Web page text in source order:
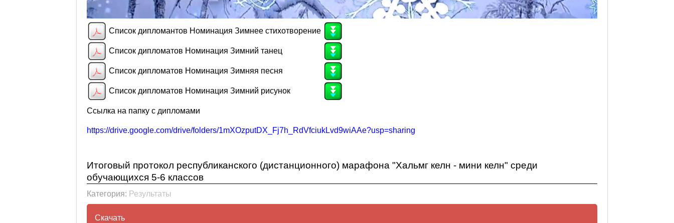
Список дипломантов Номинация Зимнее стихотворение
Список дипломатов Номинация Зимний танец
Список дипломатов Номинация Зимняя песня
Список дипломатов Номинация Зимний рисунок
Ссылка на папку с дипломами
https://drive.google.com/drive/folders/1mXOzputDX_Fj7h_RdVfciukLvd9wiAAe?usp=sharing
Итоговый протокол республиканского (дистанционного) марафона "Хальмг келн - мини келн" среди
обучающихся 5-6 классов
Категория: Результаты
Скачать